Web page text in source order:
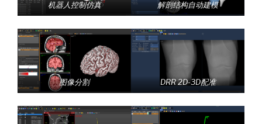
机器人控制仿真 解剖结构自动建模
图像分割 DRR 2D-3D配准